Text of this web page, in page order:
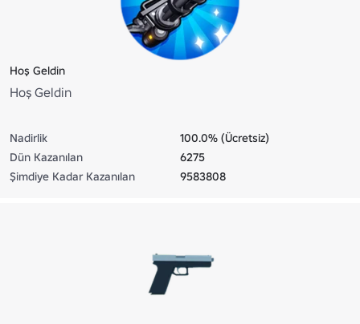
Hoş Geldin
Hoş Geldin
Nadirlik
100.0% (Ücretsiz)
Dün Kazanılan
6275
Şimdiye Kadar Kazanılan
9583808